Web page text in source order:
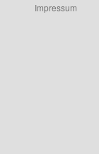
Impressum